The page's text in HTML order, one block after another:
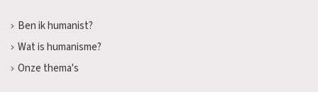
Ben ik humanist?
Wat is humanisme?
Onze thema's